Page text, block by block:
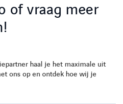
of vraag meer
haal je het maximale uit
ons op en ontdek hoe wij je